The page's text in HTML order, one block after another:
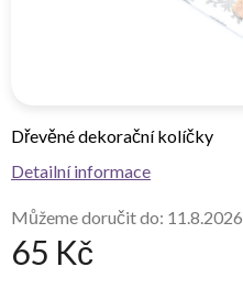
65 Kč
Můžeme doručit do: 11.8.2026
Dřevěné dekorační kolíčky
Detailní informace